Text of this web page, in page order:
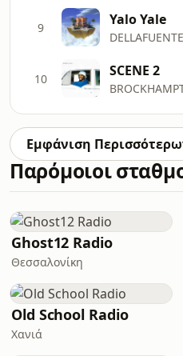
9 Yalo Yale
DELLAFUENTE
10 SCENE 2
Εμφάνιση
Παρόμοιοι
Ghost12 Radio
Θεσσαλονίκη
Old School Radio
Χανιά